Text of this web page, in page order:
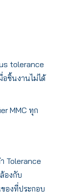
tolerance
อชิ้นงานไม่ได้
MMC ทุก
Tolerance
องกับ
องที่ประกอบ